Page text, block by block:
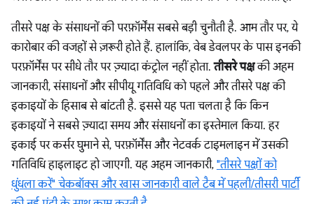
तीसरे पक्ष के संसाधनों की परफ़ॉर्मेंस सबसे बड़ी चुनौती है. आम तौर पर, ये
कारोबार की वजहों से ज़रूरी होते हैं. हालांकि, वेब डेवलपर के पास इनकी
परफ़ॉर्मेंस पर सीधे तौर पर ज़्यादा कंट्रोल नहीं होता.तीसरे पक्षकी अहम
जानकारी, संसाधनों और सीपीयू गतिविधि को पहले और तीसरे पक्ष की
इकाइयों के हिसाब से बांटती है. इससे यह पता चलता है कि किन
इकाइयों ने सबसे ज़्यादा समय और संसाधनों का इस्तेमाल किया. हर
इकाई पर कर्सर घुमाने से, परफ़ॉर्मेंस और नेटवर्क टाइमलाइन में उसकी
गतिविधि हाइलाइट हो जाएगी. यह अहम जानकारी, "तीसरे पक्षों को
धुंधला करें" चेकबॉक्स और खास जानकारी वाले टैब में पहली/तीसरी पार्टी